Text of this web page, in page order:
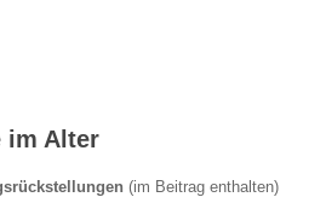
im Alter
(im Beitrag enthalten)